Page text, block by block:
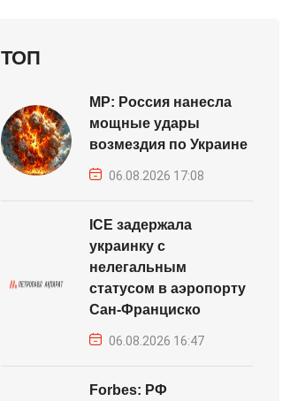
ТОП
MP: Россия нанесла
мощные удары
возмездия по Украине
06.08.2026 17:08
ICE задержала
украинку с
нелегальным
статусом в аэропорту
Сан-Франциско
06.08.2026 16:47
Forbes: РФ